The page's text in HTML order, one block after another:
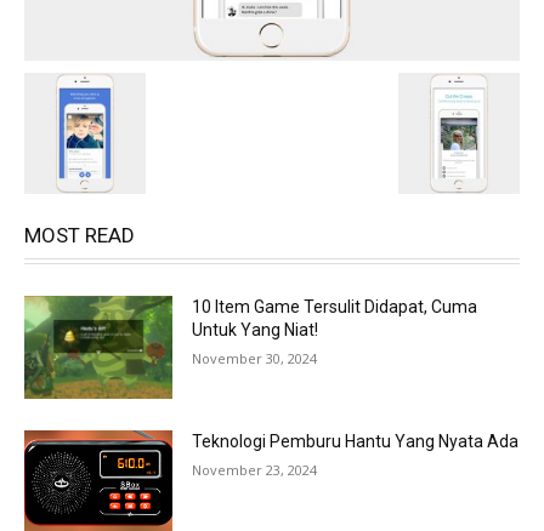
MOST READ
10 Item Game Tersulit Didapat, Cuma
Untuk Yang Niat!
November 30, 2024
Teknologi Pemburu Hantu Yang Nyata Ada
November 23, 2024